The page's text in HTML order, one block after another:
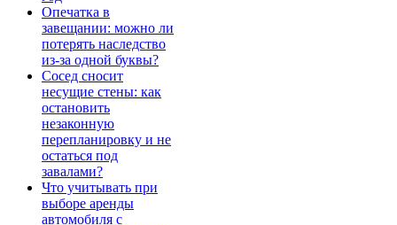
Опечатка в
завещании: можно ли
потерять наследство
из-за одной буквы?
Сосед сносит
несущие стены: как
остановить
незаконную
перепланировку и не
остаться под
завалами?
Что учитывать при
выборе аренды
автомобиля с